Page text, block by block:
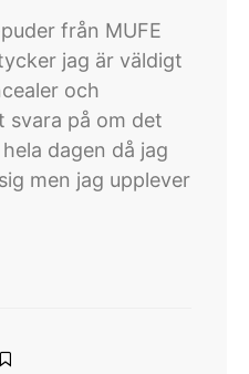
från MUFE
jag är väldigt
och
på om det
dagen då jag
men jag upplever